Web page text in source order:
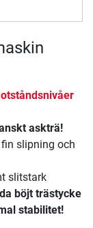
askträ!
slipning och
slitstark
böjt trästycke
stabilitet!